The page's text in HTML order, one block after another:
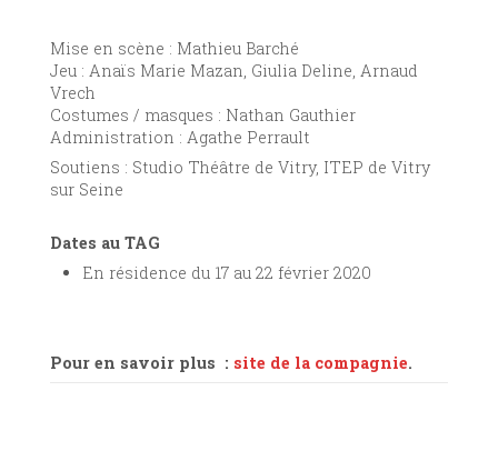
Mise en scène : Mathieu Barché
Jeu : Anaïs Marie Mazan, Giulia Deline, Arnaud
Vrech
Costumes / masques : Nathan Gauthier
Administration : Agathe Perrault
Soutiens : Studio Théâtre de Vitry, ITEP de Vitry
sur Seine
Dates au TAG
En résidence du 17 au 22 février 2020
Pour en savoir plus : site de la compagnie.